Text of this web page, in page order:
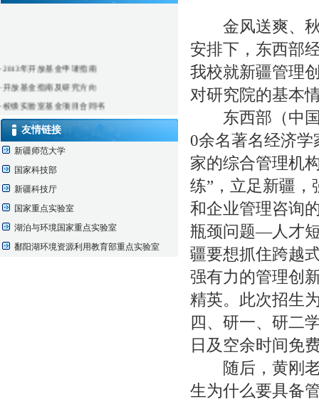
· 2013年开放基金申请指南
· 开放基金指南及研究方向
· 校级实验室基金项目合同书
·校级实验室开放课题结果公布
·仪器实验室借用申请表
友情链接
新疆师范大学
国家科技部
新疆科技厅
国家重点实验室
湖泊与环境国家重点实验室
鄱阳湖环境资源利用教育部重点实验室
金风送爽、秋
安排下，东西部
我校就新疆管理
对研究院的基本
东西部（中国
0余名著名经济
家的综合管理机
练”，立足新疆
和企业管理咨询
瓶颈问题—人才
疆要想抓住跨越
强有力的管理创
精英。此次招生
四、研一、研二
日及空余时间免
随后，黄刚老
生为什么要具备